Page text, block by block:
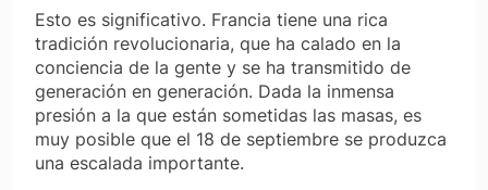
Esto es significativo. Francia tiene una rica
tradición revolucionaria, que ha calado en la
conciencia de la gente y se ha transmitido de
generación en generación. Dada la inmensa
presión a la que están sometidas las masas, es
muy posible que el 18 de septiembre se produzca
una escalada importante.